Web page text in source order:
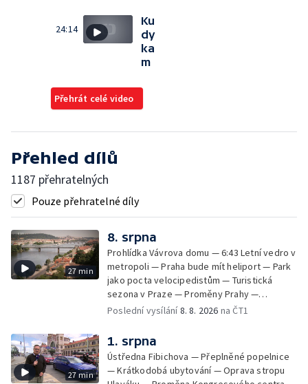
24:14
Ku
dy
ka
m
Přehrát celé video
Přehled dílů
1187 přehratelných
Pouze přehratelné díly
27 min
8. srpna
Prohlídka Vávrova domu — 6:43 Letní vedro v
metropoli — Praha bude mít heliport — Park
jako pocta velocipedistům — Turistická
sezona v Praze — Proměny Prahy —
Patrimonium pro futuro — Letní seriál:
Poslední vysílání8. 8. 2026 na ČT1
27 min
1. srpna
Ústředna Fibichova — Přeplněné popelnice
— Krátkodobá ubytování — Oprava stropu